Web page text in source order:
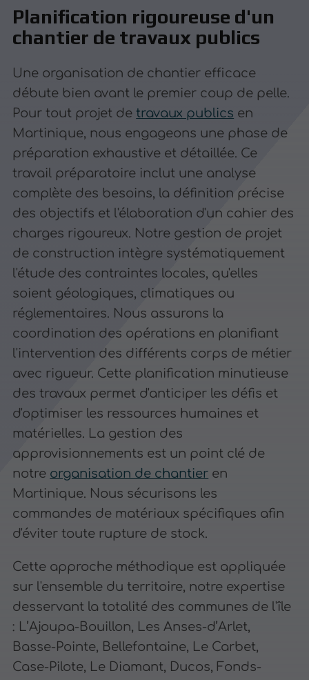
Planification rigoureuse d'un
chantier de travaux publics
Une organisation de chantier efficace
débute bien avant le premier coup de pelle.
Pour tout projet de travaux publics en
Martinique, nous engageons une phase de
préparation exhaustive et détaillée. Ce
travail préparatoire inclut une analyse
complète des besoins, la définition précise
des objectifs et l'élaboration d'un cahier des
charges rigoureux. Notre gestion de projet
de construction intègre systématiquement
l'étude des contraintes locales, qu'elles
soient géologiques, climatiques ou
réglementaires. Nous assurons la
coordination des opérations en planifiant
l'intervention des différents corps de métier
avec rigueur. Cette planification minutieuse
des travaux permet d'anticiper les défis et
d'optimiser les ressources humaines et
matérielles. La gestion des
approvisionnements est un point clé de
notre organisation de chantier en
Martinique. Nous sécurisons les
commandes de matériaux spécifiques afin
d'éviter toute rupture de stock.
Cette approche méthodique est appliquée
sur l'ensemble du territoire, notre expertise
desservant la totalité des communes de l'île
: L’Ajoupa-Bouillon, Les Anses-d’Arlet,
Basse-Pointe, Bellefontaine, Le Carbet,
Case-Pilote, Le Diamant, Ducos, Fonds-